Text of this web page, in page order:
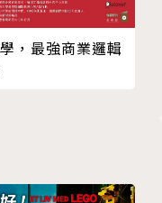
著美
，而是要盡情展現
比起遵照統一格
並放大強調，具備
手腳、肝、心臟、
，最強商業邏輯